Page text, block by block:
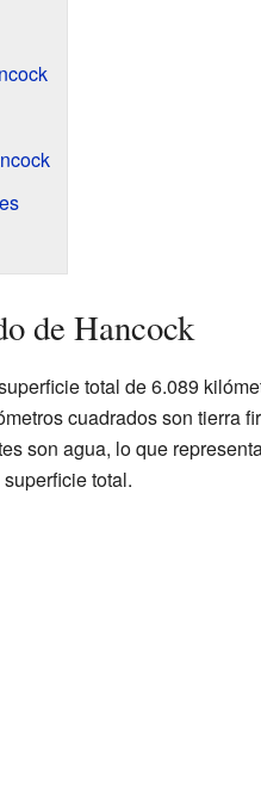
de Hancock
total de 6.089
cuadrados son tierra
son agua, lo que
total.